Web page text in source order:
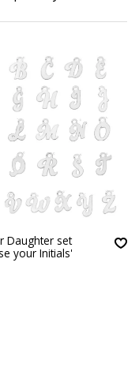
Daughter set
your Initials'